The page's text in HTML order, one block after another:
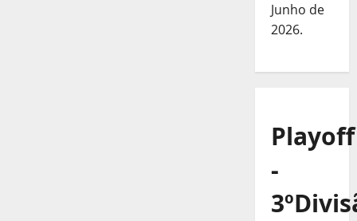
Junho de
2026.
Playoff
-